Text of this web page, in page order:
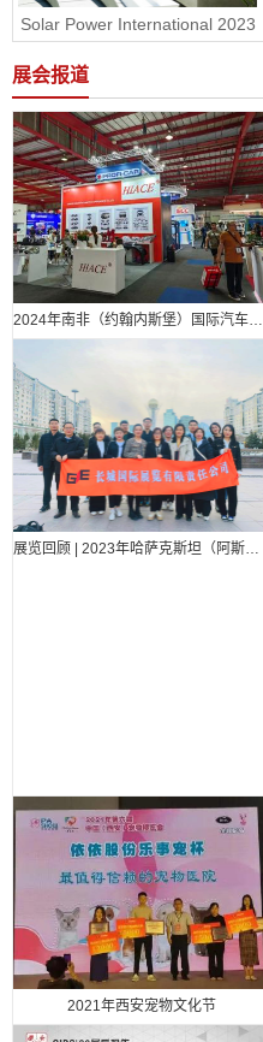
Solar Power International 2023
- 美国国际太阳能展RE+
展会报道
2024年南非（约翰内斯堡）国际汽车零部件、汽车技术及服务展览会
展览回顾 | 2023年哈萨克斯坦（阿斯塔纳）国际汽车零部件、汽车技术及服务展览会（Automechanika Astana）
2021年西安宠物文化节